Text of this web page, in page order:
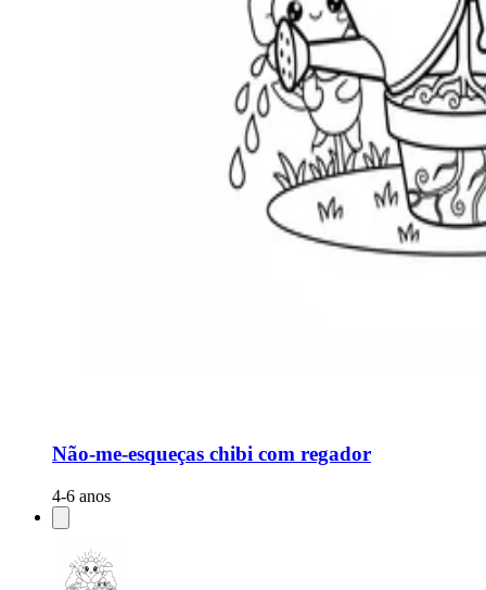
Não-me-esqueças chibi com regador
4-6 anos